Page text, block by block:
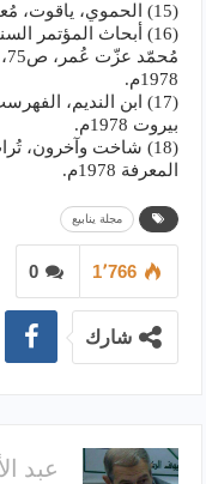
(15) الحموي، ياقوت، مُعجم الأدباء، ج5، ص160، مصر.
(16) أبحاث المؤتمر
1978م.
(17) ابن النديم،
بيروت 1978م.
المعرفة 1978م.
مجلة ينابيع
0 1٬766
شارك
عبد